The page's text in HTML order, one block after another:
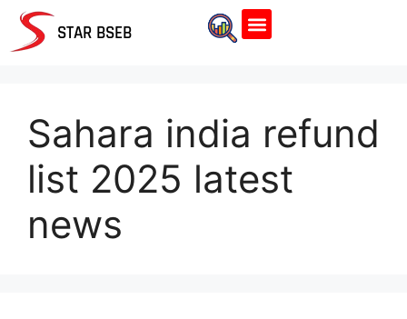
STAR BSEB
Sahara india refund
list 2025 latest
news